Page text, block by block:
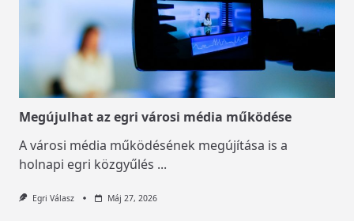
Megújulhat az egri városi média működése
A városi média működésének megújítása is a
holnapi egri közgyűlés ...
Egri Válasz Máj 27, 2026